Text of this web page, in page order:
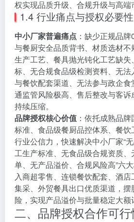
权实现品质升级、合规升级与高端
1.4 行业痛点与授权必要性
中小厂家普遍痛点 ：缺少正规品
与餐厨安全品质背书、材质选材
生产工艺、餐具抛光钝化工艺缺
标、无合规食品级检测资料、无
与餐饮配套渠道、无法参与政企
通监管风险极高、售后整改与客
持续压缩。
品牌授权核心价值 ：依托成熟品
标准、食品级餐厨品控体系、餐
行业公信力，快速解决中小厂家“
工生产标准、无食品级合规资质
单、无产品溢价、合规风险高”六
入商超零售、连锁餐饮配套、酒
集采、外贸餐具出口优质渠道，
险，实现产品溢价与批量稳定大额
二、品牌授权合作可